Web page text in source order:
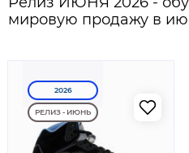
мировую продажу в
2026
РЕЛИЗ - ИЮНЬ